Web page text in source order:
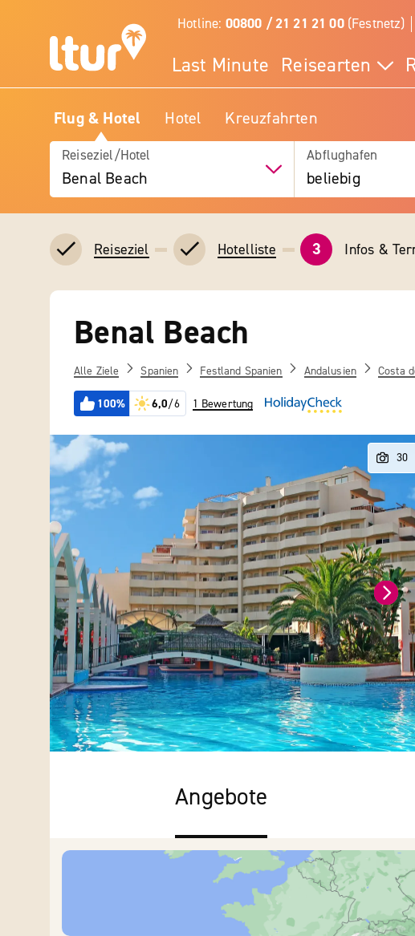
Hotline: 00800 / 21 21 21 00(Festnetz)
Last Minute Reisearten
Flug & Hotel Hotel Kreuzfahrten
Reiseziel/Hotel
Benal Beach
Abflughafen
beliebig
Reiseziel Hotelliste 3 Infos &
Benal Beach
Alle Ziele Spanien Festland Spanien Andalusien Costa
100% 6,0/6 1 Bewertung
Angebote